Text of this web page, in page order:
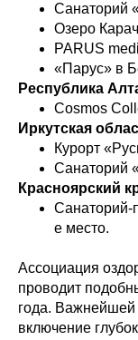
Санаторий
Озеро
PARUS
«Парус» в
Республика
Cosmos
Иркутская
Курорт
Санаторий
Красноярский
е место.
Ассоциация
проводит
года. Важнейшей
включение